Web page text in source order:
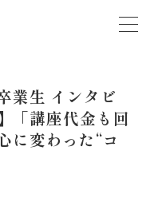
業生 インタビ
「講座代金も回
に変わった“コ